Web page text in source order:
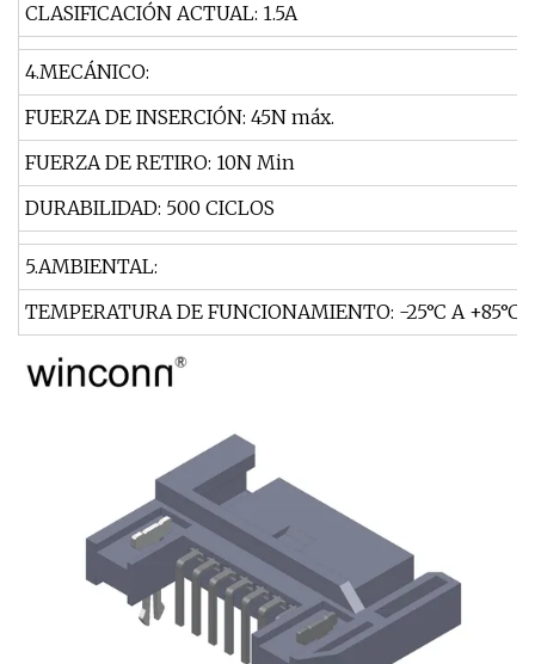
CLASIFICACIÓN ACTUAL: 1.5A
4.MECÁNICO:
FUERZA DE INSERCIÓN: 45N máx.
FUERZA DE RETIRO: 10N Min
DURABILIDAD: 500 CICLOS
5.AMBIENTAL:
TEMPERATURA DE FUNCIONAMIENTO: -25°C A +85°C